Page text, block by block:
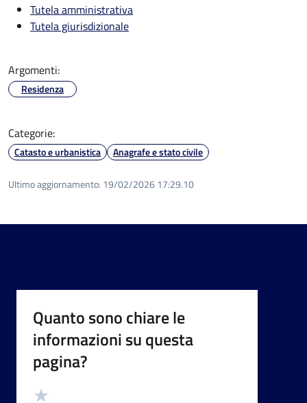
Tutela amministrativa
Tutela giurisdizionale
Argomenti:
Residenza
Categorie:
Catasto e urbanistica Anagrafe e stato civile
Ultimo aggiornamento: 19/02/2026 17:29.10
Quanto sono chiare le
informazioni su questa
pagina?
Valutazione